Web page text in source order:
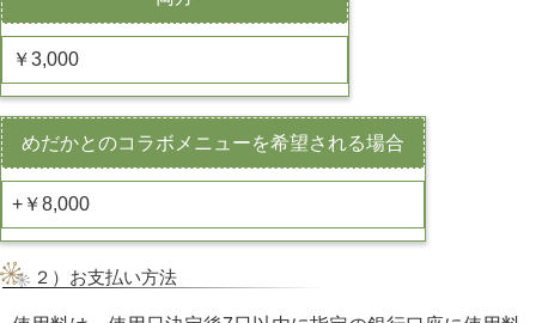
￥3,000
めだかとのコラボメニューを希望される場合
+￥8,000
２）お支払い方法